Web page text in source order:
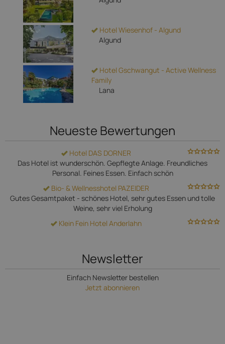
Hotel Wiesenhof - Algund
Algund
Hotel Gschwangut - Active Wellness
Family
Lana
Neueste Bewertungen
Hotel DAS DORNER
Das Hotel ist wunderschön. Gepflegte Anlage. Freundliches
Personal. Feines Essen. Einfach schön
Bio- & Wellnesshotel PAZEIDER
Gutes Gesamtpaket - schönes Hotel, sehr gutes Essen und tolle
Weine, sehr viel Erholung
Klein Fein Hotel Anderlahn
Newsletter
Einfach Newsletter bestellen
Jetzt abonnieren